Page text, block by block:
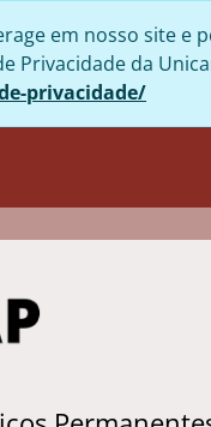
em nosso site e
Privacidade da
privacidade/